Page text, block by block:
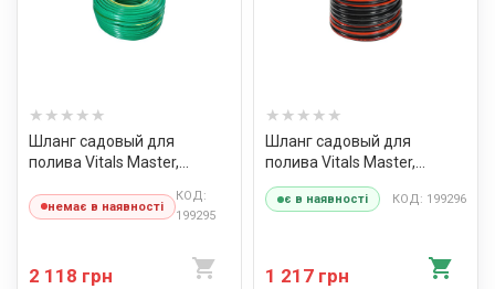
Шланг садовый для
полива Vitals Master,
немає в наявності
КОД:
199295
2 118 грн
Шланг садовый для
полива Vitals Master,
"Quattro", ¾" 20 м
є в наявності КОД: 199296
1 217 грн